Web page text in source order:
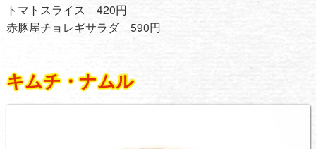
トマトスライス 420円
赤豚屋チョレギサラダ 590円
キムチ・ナムル